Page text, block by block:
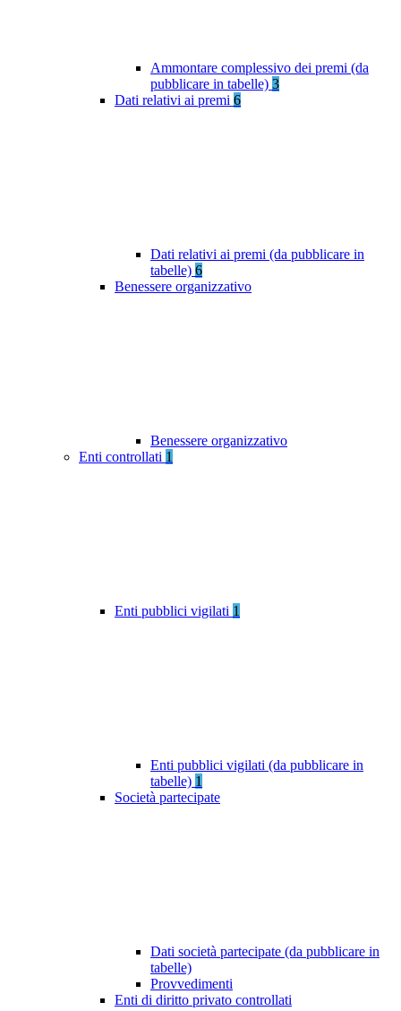
Ammontare complessivo dei premi (da
pubblicare in tabelle) 3
Dati relativi ai premi 6
Dati relativi ai premi (da pubblicare in
tabelle) 6
Benessere organizzativo
Benessere organizzativo
Enti controllati 1
Enti pubblici vigilati 1
Enti pubblici vigilati (da pubblicare in
tabelle) 1
Società partecipate
Dati società partecipate (da pubblicare in
tabelle)
Provvedimenti
Enti di diritto privato controllati